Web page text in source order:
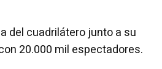
del cuadrilátero junto a su
20.000 mil espectadores.